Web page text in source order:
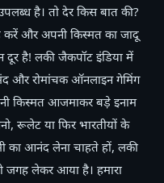
है। तो देर किस बात की?
करें और अपनी किस्मत का जादू
दूर है! लकी जैकपॉट इंडिया में
और रोमांचक ऑनलाइन गेमिंग
किस्मत आजमाकर बड़े इनाम
रूलेट या फिर भारतीयों के
का आनंद लेना चाहते हों, लकी
लेकर आया है। हमारा